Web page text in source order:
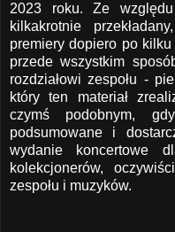
2023 roku. Ze
kilkakrotnie
premiery dopiero po
przede wszystkim
rozdziałowi zespołu -
który ten materiał
czymś podobnym,
podsumowane i
wydanie koncertowe
kolekcjonerów,
zespołu i muzyków.